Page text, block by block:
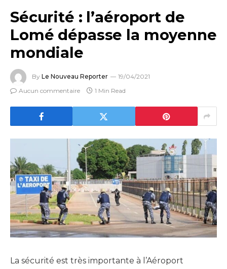
Sécurité : l’aéroport de
Lomé dépasse la moyenne
mondiale
By Le Nouveau Reporter
19/04/2021
Aucun commentaire
1 Min Read
La sécurité est très importante à l’Aéroport